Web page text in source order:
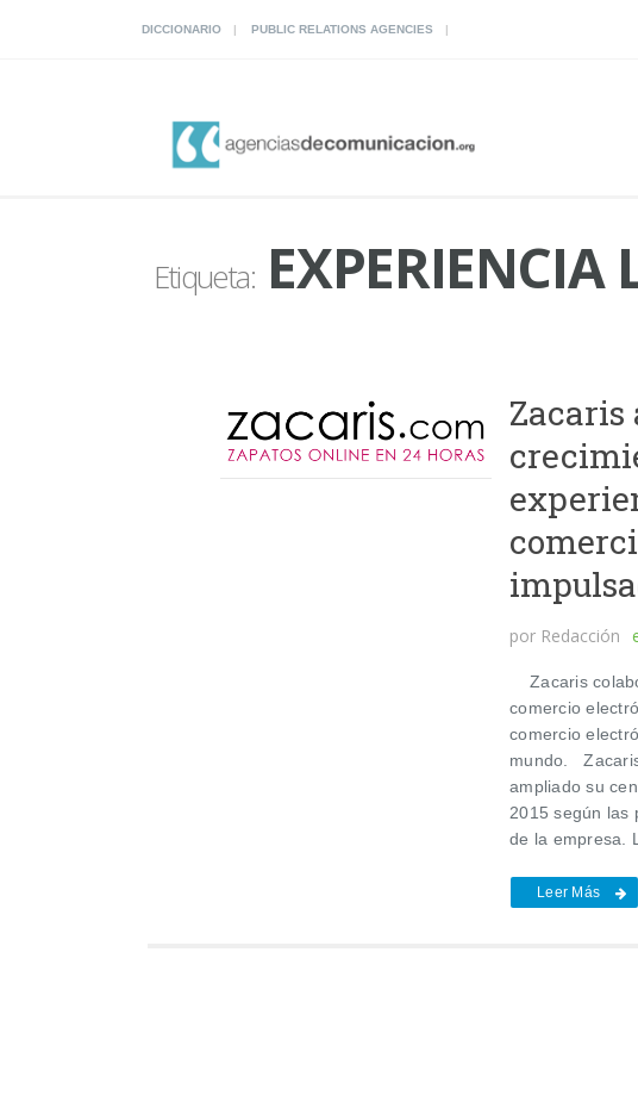
DICCIONARIO PUBLIC RELATIONS AGENCIES
Etiqueta:EXPERIENCIA
Zacaris
por Redacción
Zacaris
comercio
comercio
mundo.
ampliado su
2015 según las
de la empresa.
Leer Más